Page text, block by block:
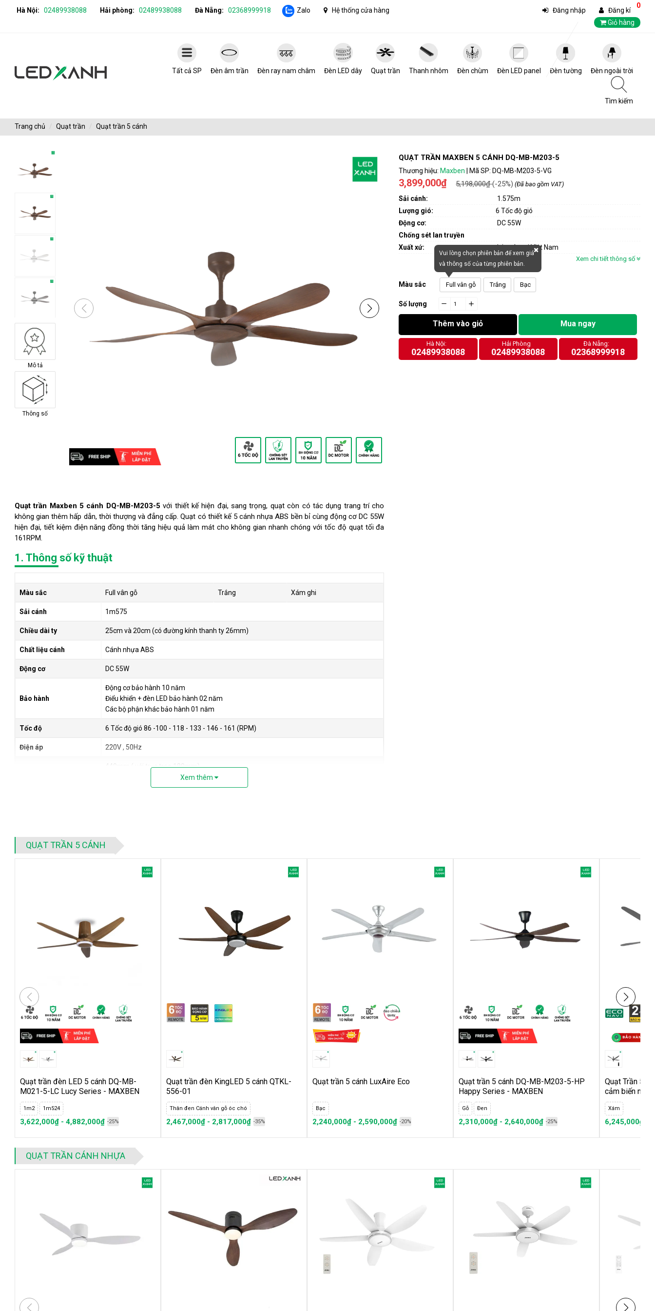
Hà Nội: 02489938088 Hải phòng: 02489938088 Đà Nẵng: 02368999918 Zalo Hệ thống cửa hàng Đăng nhập
Đăng kí
Giỏ hàng
0
Tất cả SP Đèn âm trần Đèn ray nam châm Đèn LED dây Quạt trần Thanh nhôm Đèn chùm Đèn LED panel Đèn tường Đèn ngoài trời
Tìm kiếm
Trang chủ Quạt trần Quạt trần 5 cánh
Mô tả
Thông số
QUẠT TRẦN MAXBEN 5 CÁNH DQ-MB-M203-5
Thương hiệu: Maxben | Mã SP: DQ-MB-M203-5-VG
3,899,000₫ 5,198,000₫(-25%) (Đã bao gồm VAT)
Sải cánh:
1.575m
Lượng gió:
6 Tốc độ gió
Động cơ:
DC 55W
Chống sét lan truyền
Xuất xứ:
Lắp ráp tại Việt Nam
Xem chi tiết thông số
Vui lòng chọn phiên bản để xem giá
và thông số của từng phiên bản.
Màu sắc Full vân gỗ Trắng Bạc
Số lượng
Thêm vào giỏ Mua ngay
Hà Nội:
02489938088
Hải Phòng
02489938088
Đà Nẵng:
02368999918
Quạt trần Maxben 5 cánh DQ-MB-M203-5với thiết kế hiện đại, sang trọng, quạt còn có tác dụng trang trí cho
không gian thêm hấp dẫn, thời thượng và đẳng cấp. Quạt có thiết kế 5 cánh nhựa ABS bền bỉ cùng động cơ DC 55W
hiện đại, tiết kiệm điện năng đồng thời tăng hiệu quả làm mát cho không gian nhanh chóng với tốc độ quạt tối đa
161RPM.
1. Thông số kỹ thuật
Màu sắc Full vân gỗ Trắng Xám ghi
Sải cánh 1m575
Chiều dài ty 25cm và 20cm (có đường kính thanh ty 26mm)
Chất liệu cánh Cánh nhựa ABS
Động cơ DC 55W
Bảo hành
Động cơ bảo hành 10 năm
Điểu khiển + đèn LED bảo hành 02 năm
Các bộ phận khác bảo hành 01 năm
Tốc độ 6 Tốc độ gió 86 -100 - 118 - 133 - 146 - 161 (RPM)
Điện áp 220V , 50Hz
440mm ( với trục treo 180mm)
510mm ( với trục treo 250mm)
Nhà có trần thấp có nên lắp quạt trần?
Có nên lắpquạt trần cho phòng bếp
quạt trần cánh ngắncho không gian diện tích hẹp
Phòng khách nên chọn quạt trần hay đèn chùm?
Chọn
Xem thêm
QUẠT TRẦN 5 CÁNH
Quạt trần đèn LED 5 cánh DQ-MB-
M021-5-LC Lucy Series - MAXBEN
1m2 1m524
3,622,000₫ - 4,882,000₫ -25%
Quạt trần đèn KingLED 5 cánh QTKL-
556-01
Thân đen Cánh vân gỗ óc chó
2,467,000₫ - 2,817,000₫ -35%
Quạt trần 5 cánh LuxAire Eco
Bạc
2,240,000₫ - 2,590,000₫ -20%
Quạt trần 5 cánh DQ-MB-M203-5-HP
Happy Series - MAXBEN
Gỗ Đen
2,310,000₫ - 2,640,000₫ -25%
BẢO HÀNH TẠI
Quạt Trần 5
cảm biến
Xám
6,245,000₫ -
QUẠT TRẦN CÁNH NHỰA